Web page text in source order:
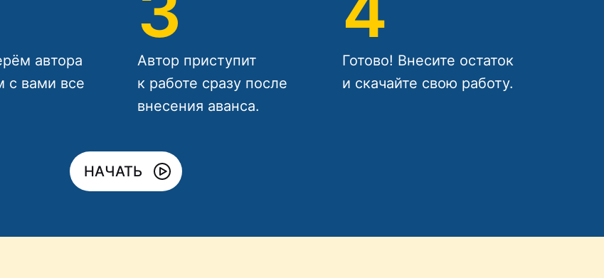
автора
с вами все
Автор приступит
к работе сразу после
внесения аванса.
Готово! Внесите остаток
и скачайте свою работу.
НАЧАТЬ